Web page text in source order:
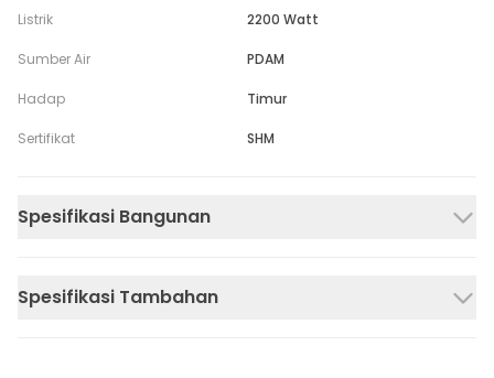
Listrik 2200 Watt
Sumber Air PDAM
Hadap Timur
Sertifikat SHM
Spesifikasi Bangunan
Spesifikasi Tambahan